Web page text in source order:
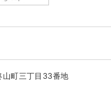
山町三丁目33番地